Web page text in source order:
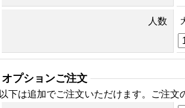
人数
オプションご注文
以下は追加でご注文いただけます。ご注文